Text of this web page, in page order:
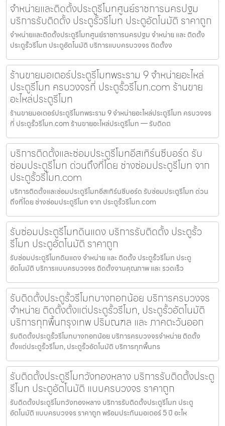
จำหน่ายและติดตั้งประตูรีโมทศูนย์ราชการนครปฐม
บริการรับติดตั้ง ประตูรั้วรีโมท ประตูอัตโนมัติ ราคาถูก
จำหน่ายและติดตั้งประตูรีโมทศูนย์ราชการนครปฐม จำหน่าย และ ติดตั้ง
ประตูรั้วรีโมท ประตูอัตโนมัติ บริการแบบครบวงจร ติดตั้งง
ร้านขายมอเตอร์ประตูรีโมทพระราม 9 จำหน่ายอะไหล่
ประตูรีโมท ครบวงจรที่ ประตูรั้วรีโมท.com ร้านขาย
อะไหล่ประตูรีโมท
ร้านขายมอเตอร์ประตูรีโมทพระราม 9 จำหน่ายอะไหล่ประตูรีโมท ครบวงจร
ที่ ประตูรั้วรีโมท.com ร้านขายอะไหล่ประตูรีโมท — รับติดต
บริการติดตั้งและซ่อมประตูรีโมทอีสเทิร์นซีบอร์ด รับ
ซ่อมประตูรีโมท ด่วนถึงที่โดย ช่างซ่อมประตูรีโมท จาก
ประตูรั้วรีโมท.com
บริการติดตั้งและซ่อมประตูรีโมทอีสเทิร์นซีบอร์ด รับซ่อมประตูรีโมท ด่วน
ถึงที่โดย ช่างซ่อมประตูรีโมท จาก ประตูรั้วรีโมท.com
รับซ่อมประตูรีโมทดินแดง บริการรับติดตั้ง ประตูรั้ว
รีโมท ประตูอัตโนมัติ ราคาถูก
รับซ่อมประตูรีโมทดินแดง จำหน่าย และ ติดตั้ง ประตูรั้วรีโมท ประตู
อัตโนมัติ บริการแบบครบวงจร ติดตั้งงานคุณภาพ และ รวดเร็ว
รับติดตั้งประตูรั้วรีโมทบางกอกน้อย บริการครบวงจร
จำหน่าย ติดตั้งตั้งแต่ประตูรั้วรีโมท, ประตูรั้วอัตโนมัติ
บริการทุกพื้นกรุงเทพ ปริมณฑล และ ภาคตะวันออก
รับติดตั้งประตูรั้วรีโมทบางกอกน้อย บริการครบวงจรจำหน่าย ติดตั้ง
ตั้งแต่ประตูรั้วรีโมท, ประตูรั้วอัตโนมัติ บริการทุกพื้นกร
รับติดตั้งประตูรีโมทวังทองหลาง บริการรับติดตั้งประตู
รีโมท ประตูอัตโนมัติ แบบครบวงจร ราคาถูก
รับติดตั้งประตูรีโมทวังทองหลาง บริการรับติดตั้งประตูรีโมท ประตู
อัตโนมัติ แบบครบวงจร ราคาถูก พร้อมประกันมอเตอร์ 5 ปี อะไห